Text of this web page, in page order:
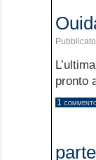
Pubblicato
pronto
1